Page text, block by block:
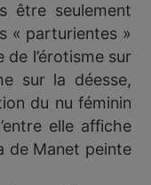
être seulement
« parturientes »
l’érotisme sur
sur la déesse,
du nu féminin
elle affiche
de Manet peinte